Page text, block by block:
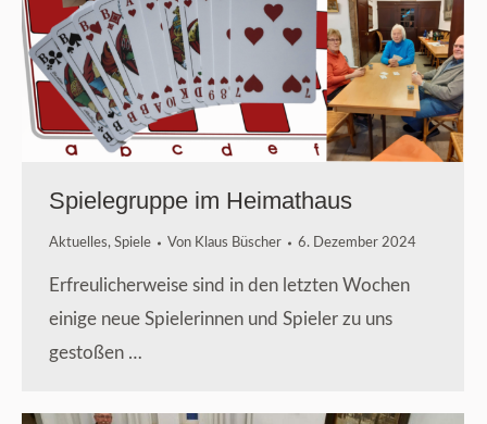
Spielegruppe im Heimathaus
Aktuelles, Spiele Von Klaus Büscher 6. Dezember 2024
Erfreulicherweise sind in den letzten Wochen
einige neue Spielerinnen und Spieler zu uns
gestoßen …